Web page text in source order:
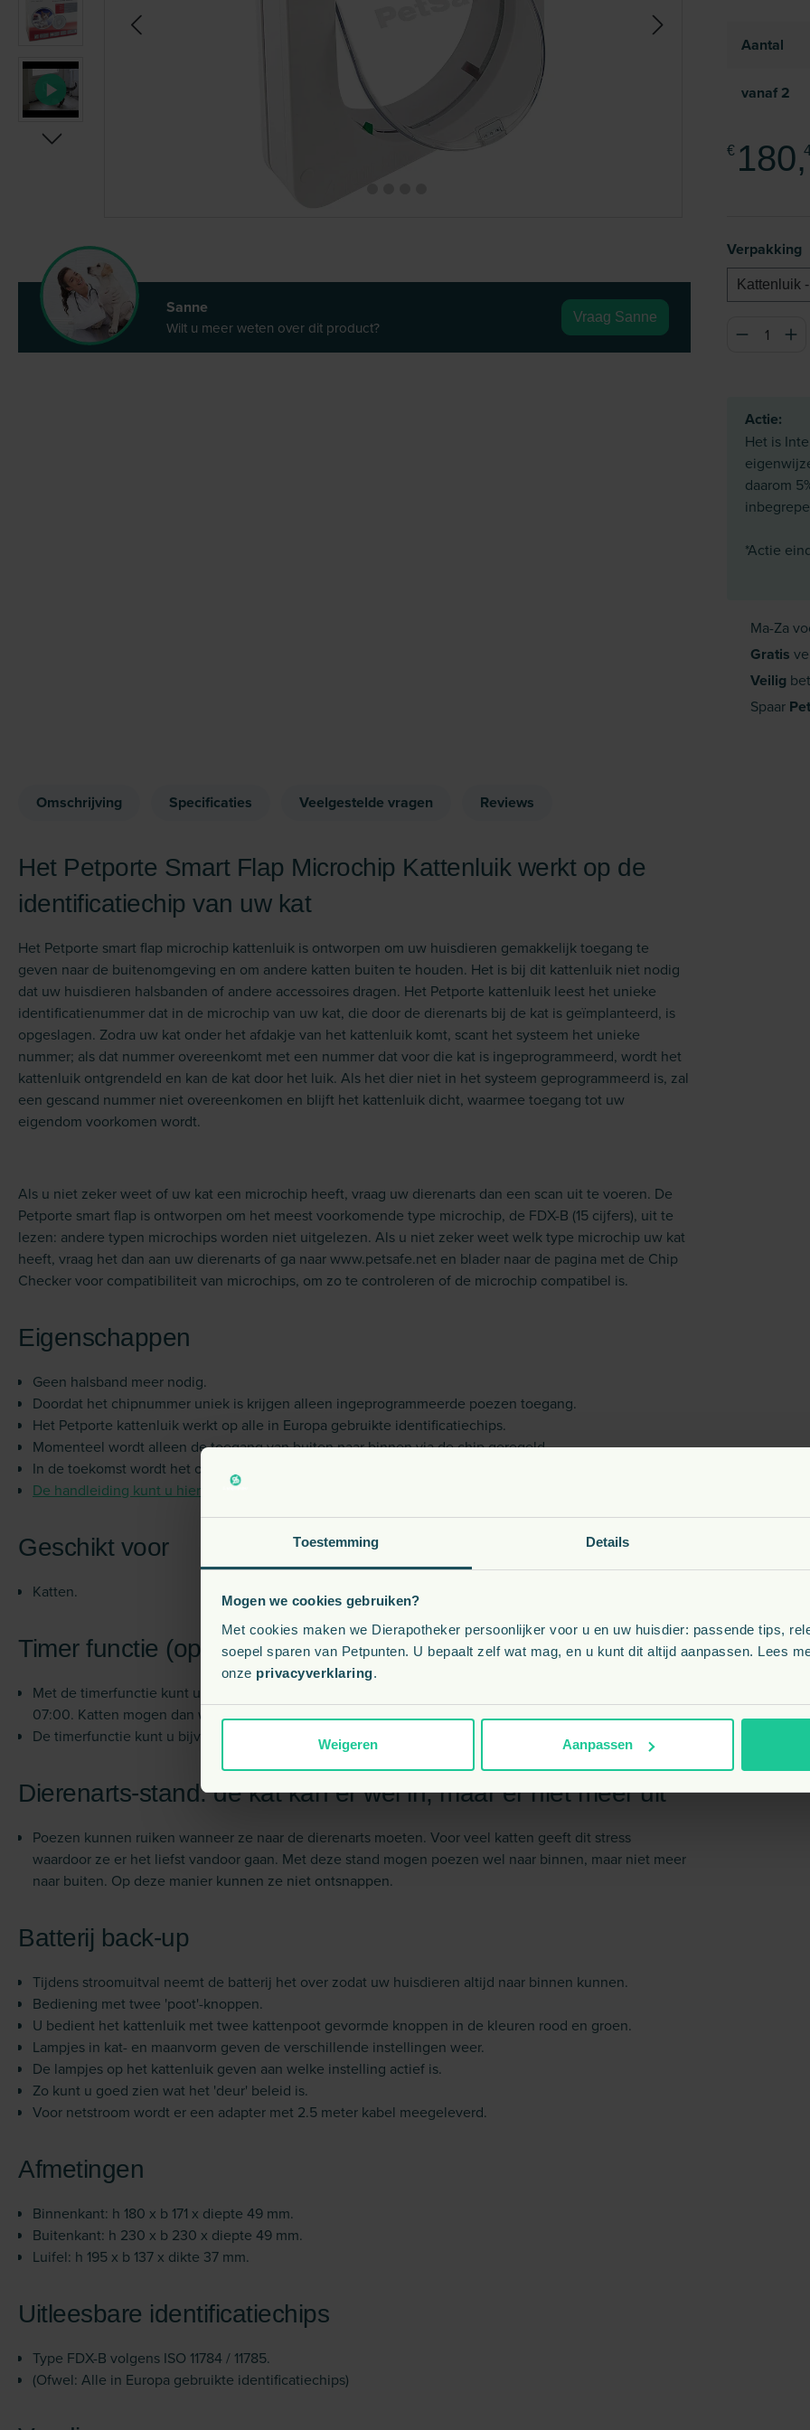
Toestemming Details
Mogen we cookies gebruiken?
Met cookies maken we Dierapotheker persoonlijker voor u en uw huisdier: passende tips,
soepel sparen van Petpunten. U bepaalt zelf wat mag, en u kunt dit altijd aanpassen. Lees
onze privacyverklaring.
Weigeren Aanpassen
Sanne
Wilt u meer weten over dit product?
Vraag Sanne
Aantal
vanaf 2
€ 180,
Selecteer
Verpakking
Kattenluik
Actie:
Het is
daarom
*Actie
Ma-Za
Gratis
Veilig
Spaar
Omschrijving Specificaties Veelgestelde vragen Reviews
Het Petporte Smart Flap Microchip Kattenluik werkt op de
identificatiechip van uw kat
Het Petporte smart flap microchip kattenluik is ontworpen om uw huisdieren gemakkelijk toegang te
geven naar de buitenomgeving en om andere katten buiten te houden. Het is bij dit kattenluik niet nodig
dat uw huisdieren halsbanden of andere accessoires dragen. Het Petporte kattenluik leest het unieke
identificatienummer dat in de microchip van uw kat, die door de dierenarts bij de kat is geïmplanteerd, is
opgeslagen. Zodra uw kat onder het afdakje van het kattenluik komt, scant het systeem het unieke
nummer; als dat nummer overeenkomt met een nummer dat voor die kat is ingeprogrammeerd, wordt het
kattenluik ontgrendeld en kan de kat door het luik. Als het dier niet in het systeem geprogrammeerd is, zal
een gescand nummer niet overeenkomen en blijft het kattenluik dicht, waarmee toegang tot uw
eigendom voorkomen wordt.
Als u niet zeker weet of uw kat een microchip heeft, vraag uw dierenarts dan een scan uit te voeren. De
Petporte smart flap is ontworpen om het meest voorkomende type microchip, de FDX-B (15 cijfers), uit te
lezen: andere typen microchips worden niet uitgelezen. Als u niet zeker weet welk type microchip uw kat
heeft, vraag het dan aan uw dierenarts of ga naar www.petsafe.net en blader naar de pagina met de Chip
Checker voor compatibiliteit van microchips, om zo te controleren of de microchip compatibel is.
Eigenschappen
Geen halsband meer nodig.
Doordat het chipnummer uniek is krijgen alleen ingeprogrammeerde poezen toegang.
Het Petporte kattenluik werkt op alle in Europa gebruikte identificatiechips.
Momenteel wordt alleen de toegang van buiten naar binnen via de chip geregeld.
In de toekomst wordt het ook mogelijk het uitgaande verkeer te regelen.
De handleiding kunt u hier downloaden.
Geschikt voor
Katten.
Timer functie (optioneel)
Met de timerfunctie kunt u uw huisdieren bepaalde tijd binnenhouden. Bijvoorbeeld van 22:00 tot
07:00. Katten mogen dan wel naar binnen, maar niet naar buiten.
De timerfunctie kunt u bijvoorbeeld gebruiken om uw katten s' nachts binnen te houden.
Dierenarts-stand: de kat kan er wel in, maar er niet meer uit
Poezen kunnen ruiken wanneer ze naar de dierenarts moeten. Voor veel katten geeft dit stress
waardoor ze er het liefst vandoor gaan. Met deze stand mogen poezen wel naar binnen, maar niet meer
naar buiten. Op deze manier kunnen ze niet ontsnappen.
Batterij back-up
Tijdens stroomuitval neemt de batterij het over zodat uw huisdieren altijd naar binnen kunnen.
Bediening met twee 'poot'-knoppen.
U bedient het kattenluik met twee kattenpoot gevormde knoppen in de kleuren rood en groen.
Lampjes in kat- en maanvorm geven de verschillende instellingen weer.
De lampjes op het kattenluik geven aan welke instelling actief is.
Zo kunt u goed zien wat het 'deur' beleid is.
Voor netstroom wordt er een adapter met 2.5 meter kabel meegeleverd.
Afmetingen
Binnenkant: h 180 x b 171 x diepte 49 mm.
Buitenkant: h 230 x b 230 x diepte 49 mm.
Luifel: h 195 x b 137 x dikte 37 mm.
Uitleesbare identificatiechips
Type FDX-B volgens ISO 11784 / 11785.
(Ofwel: Alle in Europa gebruikte identificatiechips)